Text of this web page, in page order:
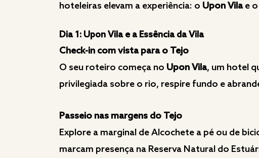
hoteleiras elevam a experiência: o Upon Vilae o
Dia 1: Upon Vila e a Essência da Vila
Check-in com vista para o Tejo
O seu roteiro começa no Upon Vila, um hotel
privilegiada sobre o rio, respire fundo e
Passeio nas margens do Tejo
Explore a marginal de Alcochete a pé ou de
marcam presença na Reserva Natural do